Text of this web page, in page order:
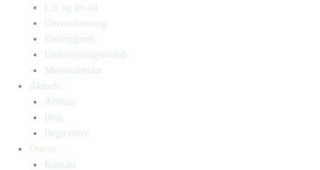
Lix og let-tal
Universlæsning
Elevopgaver
Undervisningsforløb
Messekalender
Aktuelt
Artikler
Blog
Bogtrailere
Om os
Kontakt